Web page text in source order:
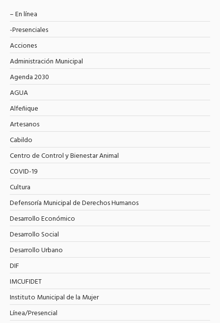
– En línea
-Presenciales
Acciones
Administración Municipal
Agenda 2030
AGUA
Alfeñique
Artesanos
Cabildo
Centro de Control y Bienestar Animal
COVID-19
Cultura
Defensoría Municipal de Derechos Humanos
Desarrollo Económico
Desarrollo Social
Desarrollo Urbano
DIF
IMCUFIDET
Instituto Municipal de la Mujer
Línea/Presencial